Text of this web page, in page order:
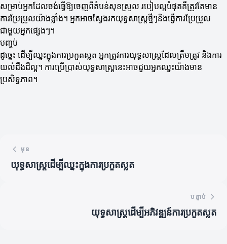
សម្រាប់អ្នកដែលចង់ធ្វើឱ្យចេញពីតំបន់សុខស្រួល របៀបល្អបំផុតគឺត្រូវតែមាន
ការប្រែប្រួលយ៉ាងខ្លាំង។ អ្នកអាចស្វែងរកយុទ្ធសាស្ត្រថ្មីៗនិងធ្វើការប្រែប្រួល
ជាមួយអ្នកផ្សេងៗ។
បញ្ចប់
ដូច្នេះ ដើម្បីឈ្នះក្នុងការប្រកួតស្លត អ្នកត្រូវការយុទ្ធសាស្ត្រដែលត្រឹមត្រូវ និងការ
យល់ដឹងដ៏ល្អ។ ការប្រើប្រាស់យុទ្ធសាស្ត្រនេះអាចជួយអ្នកឈ្នះយ៉ាងមាន
ប្រសិទ្ធភាព។
មុន
យុទ្ធសាស្ត្រដើម្បីឈ្នះក្នុងការប្រកួតស្លត
បន្ទាប់
យុទ្ធសាស្ត្រដើម្បីអភិវឌ្ឍន៍ការប្រកួតស្លត